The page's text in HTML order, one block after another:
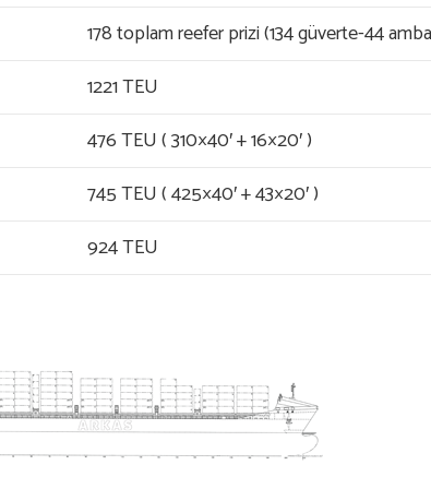
178 toplam reefer prizi (134 güverte-44
1221 TEU
476 TEU ( 310×40′ + 16×20′ )
745 TEU ( 425×40′ + 43×20′ )
924 TEU